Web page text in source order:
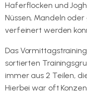
Haferflocken und
Nüssen, Mandeln
verfeinert werden
Das
sortierten
immer aus 2 Teilen,
Hierbei war oft